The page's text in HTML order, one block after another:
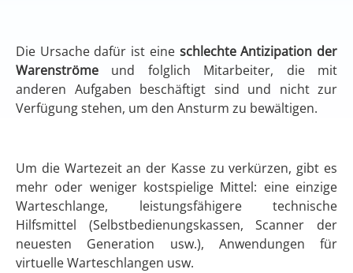
Die Ursache dafür ist eineschlechte Antizipation der
Warenströme und folglich Mitarbeiter, die mit
anderen Aufgaben beschäftigt sind und nicht zur
Verfügung stehen, um den Ansturm zu bewältigen.
Um die Wartezeit an der Kasse zu verkürzen, gibt es
mehr oder weniger kostspielige Mittel: eine einzige
Warteschlange, leistungsfähigere technische
Hilfsmittel (Selbstbedienungskassen, Scanner der
neuesten Generation usw.), Anwendungen für
virtuelle Warteschlangen usw.